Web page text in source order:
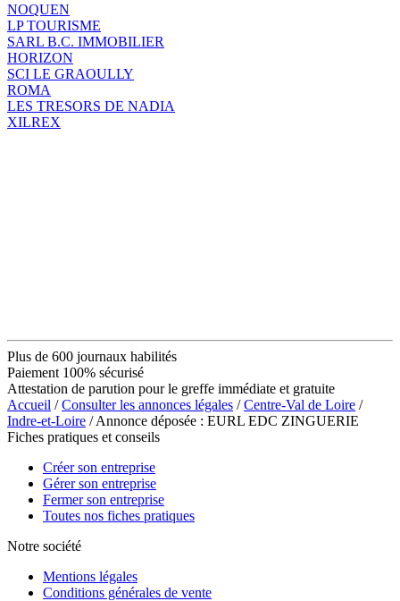
NOQUEN
LP TOURISME
SARL B.C. IMMOBILIER
HORIZON
SCI LE GRAOULLY
ROMA
LES TRESORS DE NADIA
XILREX
Plus de 600 journaux habilités
Paiement 100% sécurisé
Attestation de parution pour le greffe immédiate et gratuite
Accueil /Consulter les annonces légales /Centre-Val de Loire /
Indre-et-Loire / Annonce déposée : EURL EDC ZINGUERIE
Fiches pratiques et conseils
Créer son entreprise
Gérer son entreprise
Fermer son entreprise
Toutes nos fiches pratiques
Notre société
Mentions légales
Conditions générales de vente